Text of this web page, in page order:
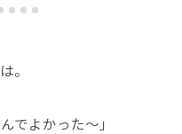
。
でよかった〜」